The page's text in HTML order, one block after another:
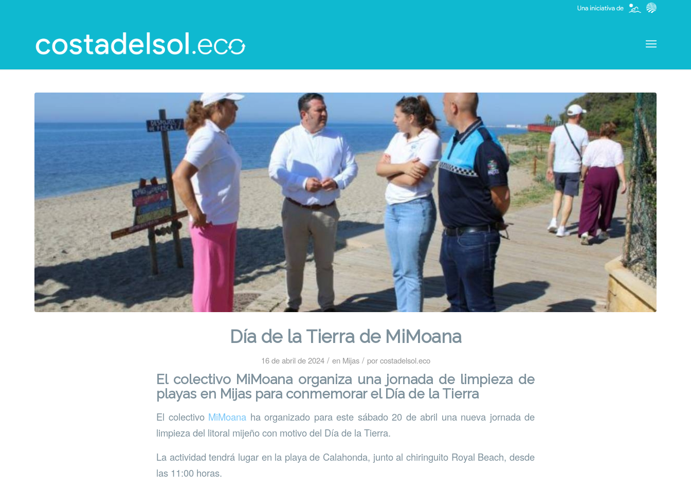
Día de la Tierra de MiMoana
16 de abril de 2024 / en Mijas / porcostadelsol.eco
El colectivo MiMoana organiza una jornada de limpieza de
playas en Mijas para conmemorar el Día de la Tierra
El colectivo MiMoana ha organizado para este sábado 20 de abril una nueva jornada de
limpieza del litoral mijeño con motivo del Día de la Tierra.
La actividad tendrá lugar en la playa de Calahonda, junto al chiringuito Royal Beach, desde
las 11:00 horas.